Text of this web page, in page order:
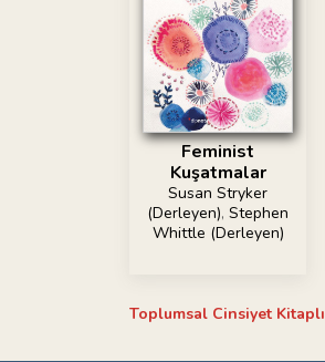
Feminist
Kuşatmalar
Susan Stryker
(Derleyen), Stephen
Whittle (Derleyen)
Toplumsal Cinsiyet